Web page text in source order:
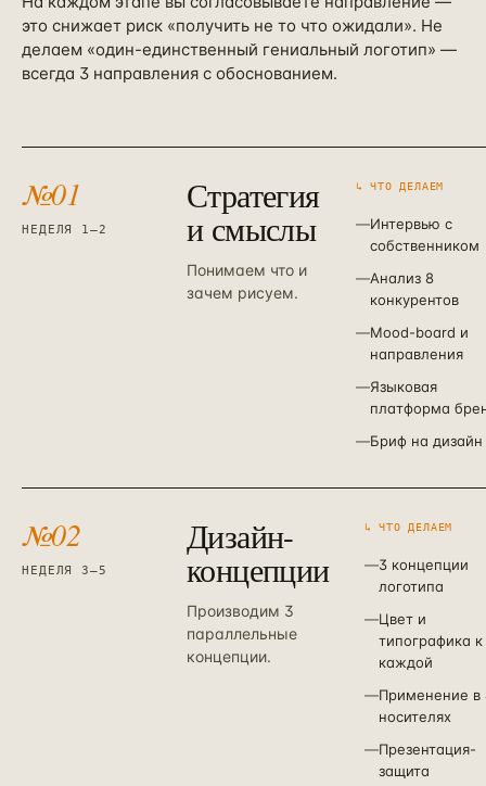
это снижает риск «получить не то что ожидали». Не
делаем «один-единственный гениальный логотип» —
всегда 3 направления с обоснованием.
№01
НЕДЕЛЯ 1–2
Стратегия
и смыслы
Понимаем что и
зачем рисуем.
↳ ЧТО ДЕЛАЕМ
—Интервью с
собственником
—Анализ 8
конкурентов
—Mood-board и
направления
—Языковая
платформа
—Бриф на дизайн
№02
НЕДЕЛЯ 3–5
Дизайн-
концепции
Производим 3
параллельные
концепции.
↳ ЧТО ДЕЛАЕМ
—3 концепции
логотипа
—Цвет и
типографика к
каждой
—Применение в
носителях
—Презентация-
защита